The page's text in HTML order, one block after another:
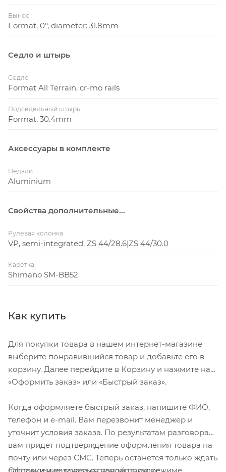
Вынос
Format, 0°, diameter: 31.8mm
Седло и штырь
Седло
Format All Terrain, cr-mo rails
Подседельный штырь
Format, 30.4mm
Аксессуары в комплекте
Педали
Aluminium
Свойства дополнительные...
Рулевая колонка
VP, semi-integrated, ZS 44/28.6|ZS 44/30.0
Каретка
Shimano SM-BB52
Как купить
Для покупки товара в нашем интернет-магазине
выберите понравившийся товар и добавьте его в
корзину. Далее перейдите в Корзину и нажмите на
«Оформить заказ» или «Быстрый заказ».
Когда оформляете быстрый заказ, напишите ФИО,
телефон и e-mail. Вам перезвонит менеджер и
уточнит условия заказа. По результатам разговора
вам придет подтверждение оформления товара на
почту или через СМС. Теперь останется только ждать